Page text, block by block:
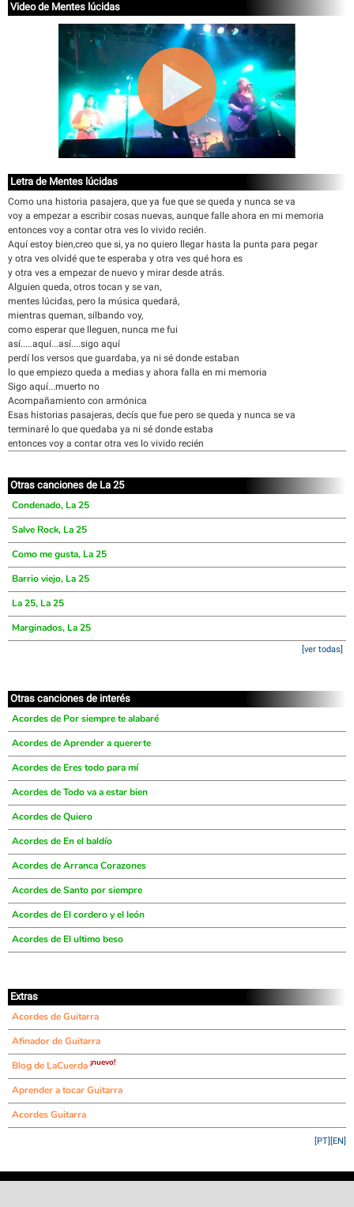
Video de Mentes lúcidas
Letra de Mentes lúcidas
Como una historia pasajera, que ya fue que se queda y nunca se va
voy a empezar a escribir cosas nuevas, aunque falle ahora en mi memoria
entonces voy a contar otra ves lo vivido recién.
Aquí estoy bien,creo que si, ya no quiero llegar hasta la punta para pegar
y otra ves olvidé que te esperaba y otra ves qué hora es
y otra ves a empezar de nuevo y mirar desde atrás.
Alguien queda, otros tocan y se van,
mentes lúcidas, pero la música quedará,
mientras queman, silbando voy,
como esperar que lleguen, nunca me fui
así.....aquí...así....sigo aquí
perdí los versos que guardaba, ya ni sé donde estaban
lo que empiezo queda a medias y ahora falla en mi memoria
Sigo aquí...muerto no
Acompañamiento con armónica
Esas historias pasajeras, decís que fue pero se queda y nunca se va
terminaré lo que quedaba ya ni sé donde estaba
entonces voy a contar otra ves lo vivido recién
Otras canciones de La 25
Condenado, La 25
Salve Rock, La 25
Como me gusta, La 25
Barrio viejo, La 25
La 25, La 25
Marginados, La 25
[ver todas]
Otras canciones de interés
Acordes de Por siempre te alabaré
Acordes de Aprender a quererte
Acordes de Eres todo para mí
Acordes de Todo va a estar bien
Acordes de Quiero
Acordes de En el baldío
Acordes de Arranca Corazones
Acordes de Santo por siempre
Acordes de El cordero y el león
Acordes de El ultimo beso
Extras
Acordes de Guitarra
Afinador de Guitarra
Blog de LaCuerda ¡nuevo!
Aprender a tocar Guitarra
Acordes Guitarra
[EN]
[PT]